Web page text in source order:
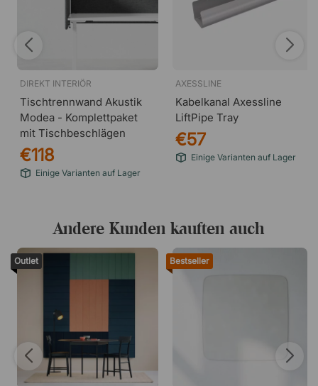
DIREKT INTERIÖR
Tischtrennwand Akustik
Modea - Komplettpaket
mit Tischbeschlägen
€118
Einige Varianten auf Lager
AXESSLINE
Kabelkanal Axessline
LiftPipe Tray
€57
Einige Varianten auf Lager
Andere Kunden kauften auch
Outlet Bestseller